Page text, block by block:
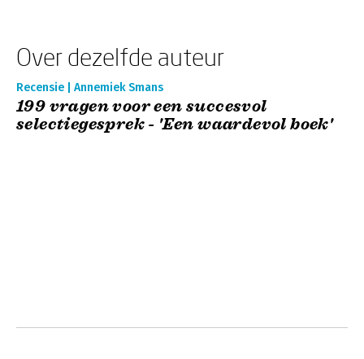
Over dezelfde auteur
Recensie | Annemiek Smans
199 vragen voor een succesvol
selectiegesprek - 'Een waardevol boek'